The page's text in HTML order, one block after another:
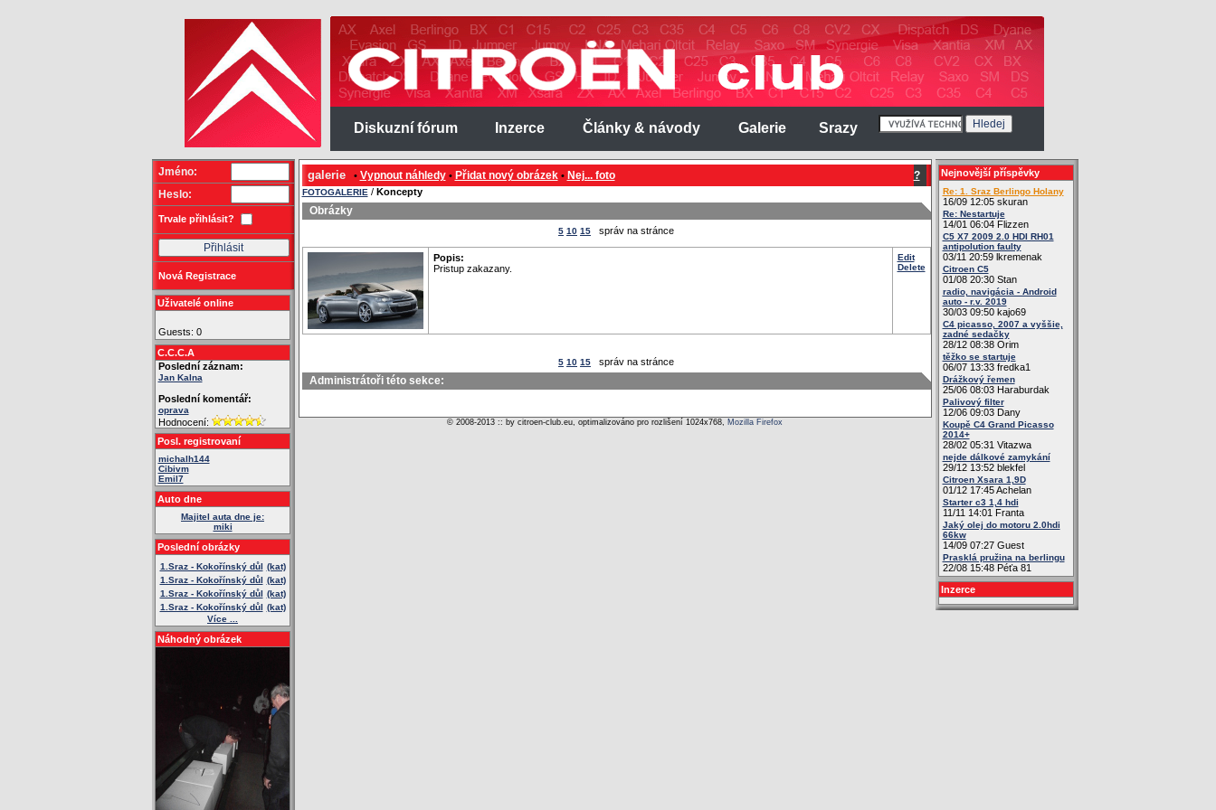
Diskuzní fórum Inzerce Články & návody Galerie Srazy
Jméno:
Heslo:
Trvale přihlásit?
Nová Registrace
Uživatelé online
Guests: 0
C.C.C.A
Poslední záznam:
Jan Kalna
Poslední komentář:
oprava
Hodnocení:
Posl. registrovaní
michalh144
Cibivm
Emil7
Auto dne
Majitel auta dne je:
miki
Poslední obrázky
1.Sraz - Kokořínský důl (kat)
1.Sraz - Kokořínský důl (kat)
1.Sraz - Kokořínský důl (kat)
1.Sraz - Kokořínský důl (kat)
Více ...
Náhodný obrázek
galerie• Vypnout náhledy• Přidat nový obrázek• Nej... foto ?
FOTOGALERIE / Koncepty
Obrázky
5 10 15 správ na stránce
Popis:
Pristup zakazany.
Edit
Delete
5 10 15 správ na stránce
Administrátoři této sekce:
© 2008-2013 :: by citroen-club.eu, optimalizováno pro rozlišení 1024x768, Mozilla Firefox
Nejnovější příspěvky
Re: 1. Sraz Berlingo Holany
16/09 12:05 skuran
Re: Nestartuje
14/01 06:04 Flizzen
C5 X7 2009 2.0 HDI RH01
antipolution faulty
03/11 20:59 lkremenak
Citroen C5
01/08 20:30 Stan
radio, navigácia - Android
auto - r.v. 2019
30/03 09:50 kajo69
C4 picasso, 2007 a vyššie,
zadné sedačky
28/12 08:38 Orim
těžko se startuje
06/07 13:33 fredka1
Drážkový řemen
25/06 08:03 Haraburdak
Palivový filter
12/06 09:03 Dany
Koupě C4 Grand Picasso
2014+
28/02 05:31 Vitazwa
nejde dálkové zamykání
29/12 13:52 blekfel
Citroen Xsara 1,9D
01/12 17:45 Achelan
Starter c3 1,4 hdi
11/11 14:01 Franta
Jaký olej do motoru 2.0hdi
66kw
14/09 07:27 Guest
Prasklá pružina na berlingu
22/08 15:48 Péťa 81
Inzerce